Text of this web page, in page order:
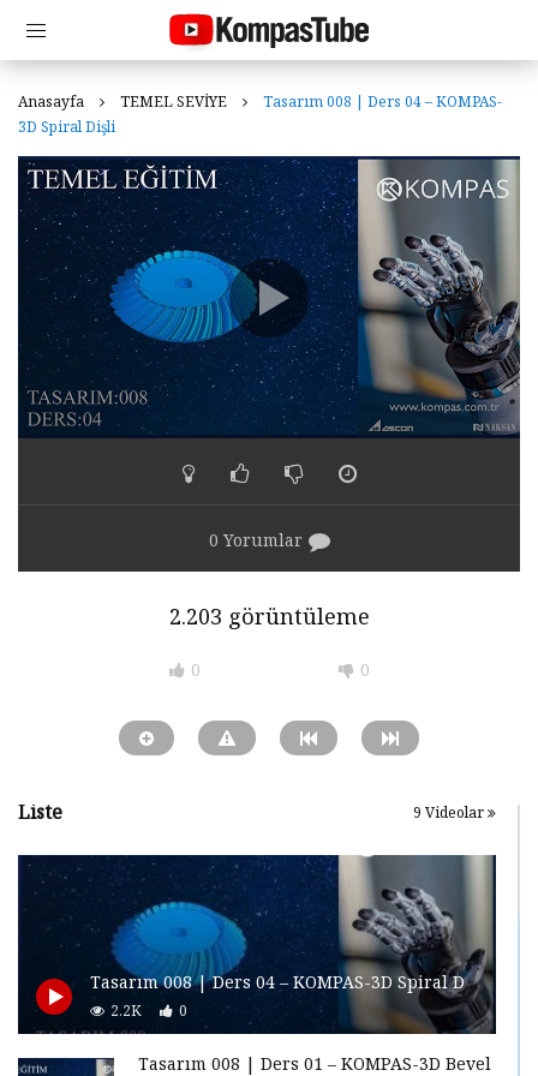
Anasayfa TEMEL SEVİYE
Tasarım 008 | Ders 04 – KOMPAS-
3D Spiral Dişli
0 Yorumlar
2.203 görüntüleme
0 0
Liste 9 Videolar
Tasarım 008 | Ders 04 – KOMPAS-3D Spiral Dişli
2.2K 0
Tasarım 008 | Ders 01 – KOMPAS-3D Bevel